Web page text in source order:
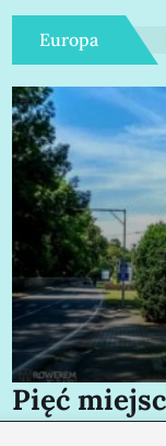
Europa
Pięć
granicy,